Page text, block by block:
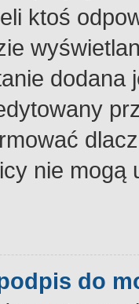
ktoś
dodana
nie
do